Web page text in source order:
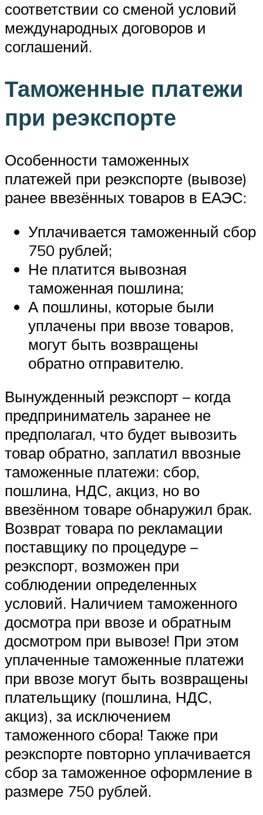
соответствии со сменой условий
международных договоров и
соглашений.
Таможенные платежи
при реэкспорте
Особенности таможенных
платежей при реэкспорте (вывозе)
ранее ввезённых товаров в ЕАЭС:
Уплачивается таможенный сбор
750 рублей;
Не платится вывозная
таможенная пошлина;
А пошлины, которые были
уплачены при ввозе товаров,
могут быть возвращены
обратно отправителю.
Вынужденный реэкспорт – когда
предприниматель заранее не
предполагал, что будет вывозить
товар обратно, заплатил ввозные
таможенные платежи: сбор,
пошлина, НДС, акциз, но во
ввезённом товаре обнаружил брак.
Возврат товара по рекламации
поставщику по процедуре –
реэкспорт, возможен при
соблюдении определенных
условий. Наличием таможенного
досмотра при ввозе и обратным
досмотром при вывозе! При этом
уплаченные таможенные платежи
при ввозе могут быть возвращены
плательщику (пошлина, НДС,
акциз), за исключением
таможенного сбора! Также при
реэкспорте повторно уплачивается
сбор за таможенное оформление в
размере 750 рублей.